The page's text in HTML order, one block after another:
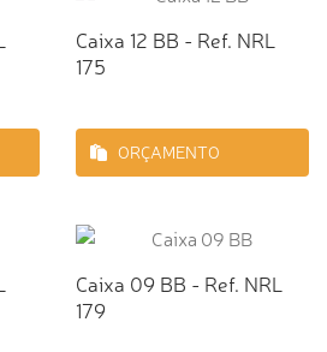
Caixa 12 BB - Ref. NRL
175
ORÇAMENTO
Caixa 09 BB - Ref. NRL
179